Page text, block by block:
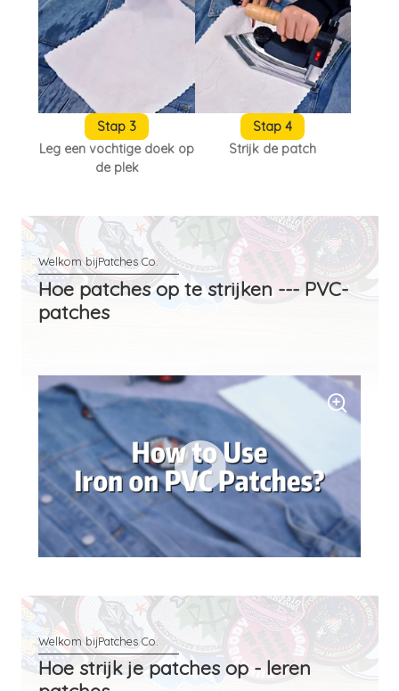
Stap 3
Leg een vochtige doek op
de plek
Stap 4
Strijk de patch
Hoe patches op te strijken --- PVC-
patches
Hoe strijk je patches op - leren